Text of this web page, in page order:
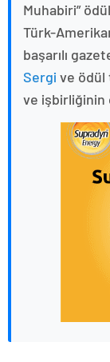
Muhabiri”
Türk-
başarılı
Sergi ve ödül
ve işbirliğinin